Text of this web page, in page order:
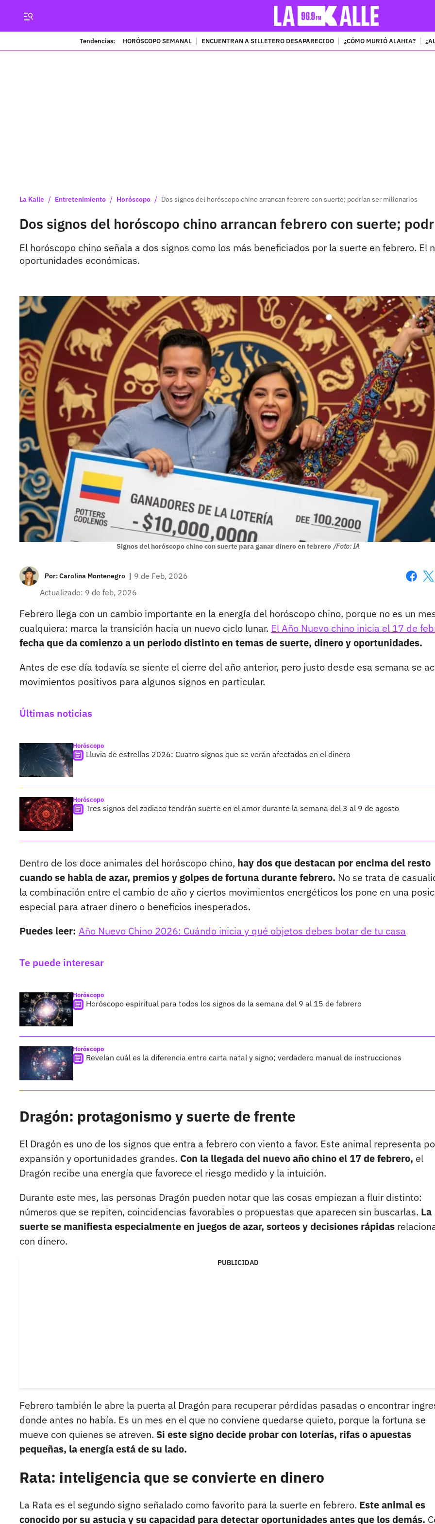
Tendencias: HORÓSCOPO SEMANAL ENCUENTRAN A SILLETERO DESAPARECIDO ¿CÓMO MURIÓ ALAHIA?
La Kalle / Entretenimiento / Horóscopo / Dos signos del horóscopo chino arrancan febrero con suerte; podrían ser millonarios
Dos signos del horóscopo chino arrancan febrero con suerte;
El horóscopo chino señala a dos signos como los más beneficiados por la suerte en febrero. El
oportunidades económicas.
Signos del horóscopo chino con suerte para ganar dinero en febrero /Foto: IA
Por:Carolina Montenegro | 9 de Feb, 2026
Actualizado: 9 de feb, 2026
Febrero llega con un cambio importante en la energía del horóscopo chino, porque no es un
cualquiera: marca la transición hacia un nuevo ciclo lunar. El Año Nuevo chino inicia el 17 de
fecha que da comienzo a un periodo distinto en temas de suerte, dinero y oportunidades.
Antes de ese día todavía se siente el cierre del año anterior, pero justo desde esa semana se
movimientos positivos para algunos signos en particular.
Últimas noticias
Horóscopo
Lluvia de estrellas 2026: Cuatro signos que se verán afectados en el dinero
Horóscopo
Tres signos del zodiaco tendrán suerte en el amor durante la semana del 3 al 9 de agosto
Dentro de los doce animales del horóscopo chino, hay dos que destacan por encima del resto
cuando se habla de azar, premios y golpes de fortuna durante febrero. No se trata de
la combinación entre el cambio de año y ciertos movimientos energéticos los pone en una
especial para atraer dinero o beneficios inesperados.
Puedes leer: Año Nuevo Chino 2026: Cuándo inicia y qué objetos debes botar de tu casa
Te puede interesar
Horóscopo
Horóscopo espiritual para todos los signos de la semana del 9 al 15 de febrero
Horóscopo
Revelan cuál es la diferencia entre carta natal y signo; verdadero manual de instrucciones
Dragón: protagonismo y suerte de frente
El Dragón es uno de los signos que entra a febrero con viento a favor. Este animal representa
expansión y oportunidades grandes. Con la llegada del nuevo año chino el 17 de febrero, el
Dragón recibe una energía que favorece el riesgo medido y la intuición.
Durante este mes, las personas Dragón pueden notar que las cosas empiezan a fluir distinto:
números que se repiten, coincidencias favorables o propuestas que aparecen sin buscarlas. La
suerte se manifiesta especialmente en juegos de azar, sorteos y decisiones rápidas
con dinero.
PUBLICIDAD
Febrero también le abre la puerta al Dragón para recuperar pérdidas pasadas o encontrar
donde antes no había. Es un mes en el que no conviene quedarse quieto, porque la fortuna se
mueve con quienes se atreven. Si este signo decide probar con loterías, rifas o apuestas
pequeñas, la energía está de su lado.
Rata: inteligencia que se convierte en dinero
La Rata es el segundo signo señalado como favorito para la suerte en febrero. Este animal es
conocido por su astucia y su capacidad para detectar oportunidades antes que los demás.